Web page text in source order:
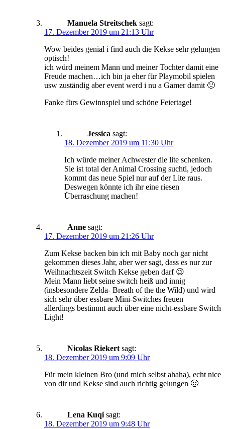
Manuela Streitschek sagt:
17. Dezember 2019 um 21:13 Uhr
Wow beides genial i find auch die Kekse sehr gelungen
optisch!
ich würd meinem Mann und meiner Tochter damit eine
Freude machen…ich bin ja eher für Playmobil spielen
usw zuständig aber event werd i nu a Gamer damit 🙂
Fanke fürs Gewinnspiel und schöne Feiertage!
Jessica sagt:
18. Dezember 2019 um 11:30 Uhr
Ich würde meiner Achwester die lite schenken.
Sie ist total der Animal Crossing suchti, jedoch
kommt das neue Spiel nur auf der Lite raus.
Deswegen könnte ich ihr eine riesen
Überraschung machen!
Anne sagt:
17. Dezember 2019 um 21:26 Uhr
Zum Kekse backen bin ich mit Baby noch gar nicht
gekommen dieses Jahr, aber wer sagt, dass es nur zur
Weihnachtszeit Switch Kekse geben darf 😉
Mein Mann liebt seine switch heiß und innig
(insbesondere Zelda- Breath of the the Wild) und wird
sich sehr über essbare Mini-Switches freuen –
allerdings bestimmt auch über eine nicht-essbare Switch
Light!
Nicolas Riekert sagt:
18. Dezember 2019 um 9:09 Uhr
Für mein kleinen Bro (und mich selbst ahaha), echt nice
von dir und Kekse sind auch richtig gelungen 🙂
Lena Kuqi sagt:
18. Dezember 2019 um 9:48 Uhr